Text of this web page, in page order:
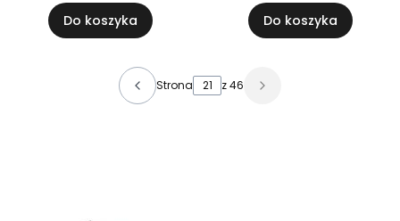
Do koszyka Do koszyka
Strona z 46